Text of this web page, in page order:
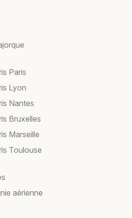
Paris
Lyon
Nantes
Bruxelles
Marseille
Toulouse
aérienne